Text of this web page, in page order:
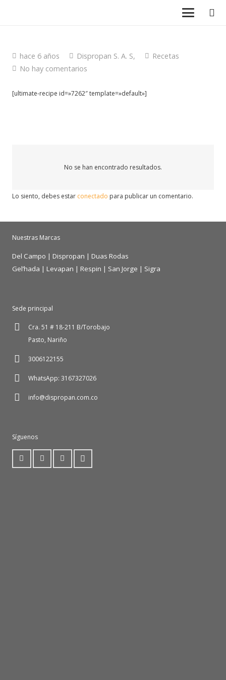
hace 6 años Dispropan S. A. S,
Recetas
No hay comentarios
[ultimate-recipe id=»7262″ template=»default»]
No se han encontrado resultados.
Lo siento, debes estar conectado para publicar un comentario.
Nuestras Marcas
Del Campo | Dispropan | Duas Rodas
Gel’hada | Levapan | Respin | San Jorge | Sigra
Sede principal
Cra. 51 # 18-211 B/Torobajo
Pasto, Nariño
3006122155
WhatsApp: 3167327026
info@dispropan.com.co
Síguenos